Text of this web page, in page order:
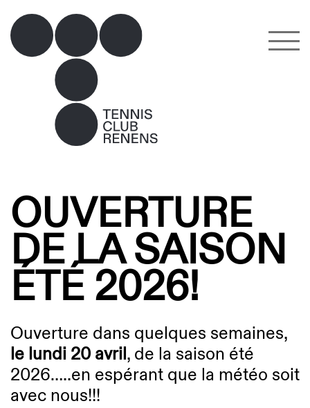
OUVERTURE
DE LA SAISON
ÉTÉ 2026!
Ouverture dans quelques semaines,
le lundi 20 avril, de la saison été
2026…..en espérant que la météo soit
avec nous!!!